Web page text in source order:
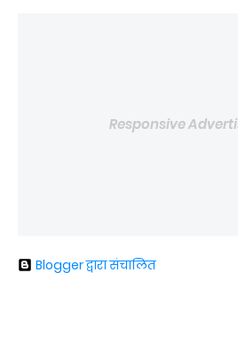
Responsive
Blogger द्वारा संचालित